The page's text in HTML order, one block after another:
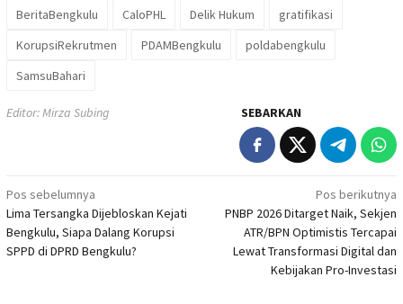
BeritaBengkulu CaloPHL Delik Hukum
gratifikasi
KorupsiRekrutmen
PDAMBengkulu
poldabengkulu
SamsuBahari
Editor: Mirza Subing SEBARKAN
Navigasi
pos
Pos sebelumnya
Lima Tersangka Dijebloskan Kejati
Bengkulu, Siapa Dalang Korupsi
SPPD di DPRD Bengkulu?
Pos berikutnya
PNBP 2026 Ditarget Naik, Sekjen
ATR/BPN Optimistis Tercapai
Lewat Transformasi Digital dan
Kebijakan Pro-Investasi